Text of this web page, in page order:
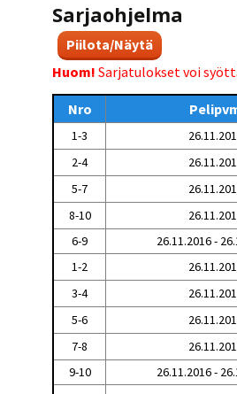
Sarjaohjelma
Piilota/Näytä
Huom! Sarjatulokset voi
Nro
1-3
2-4
5-7
8-10
6-9
26.11.2016 -
1-2
3-4
5-6
7-8
9-10
26.11.2016 -